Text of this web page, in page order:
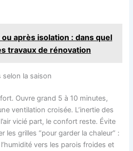
après isolation : dans quel
travaux de rénovation
selon la saison
Ouvre grand 5 à 10 minutes,
ventilation croisée. L’inertie des
vicié part, le confort reste. Évite
les grilles “pour garder la chaleur” :
vers les parois froides et